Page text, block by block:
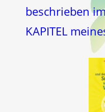
beschrieben
KAPITEL